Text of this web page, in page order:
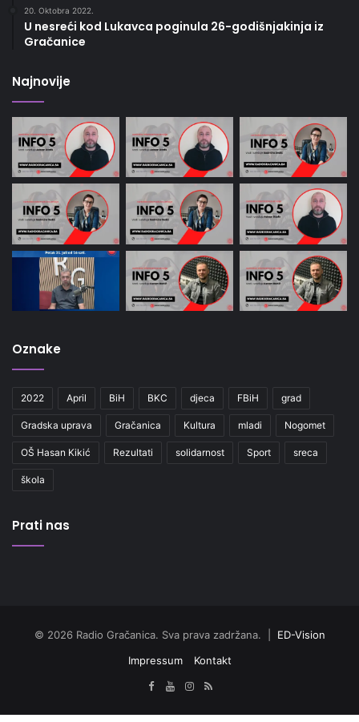
20. Oktobra 2022.
U nesreći kod Lukavca poginula 26-godišnjakinja iz
Gračanice
Najnovije
Oznake
2022 April BiH BKC djeca FBiH grad
Gradska uprava Gračanica Kultura mladi Nogomet
OŠ Hasan Kikić Rezultati solidarnost Sport sreca
škola
Prati nas
© 2026 Radio Gračanica. Sva prava zadržana. | ED-Vision
Impressum
Kontakt